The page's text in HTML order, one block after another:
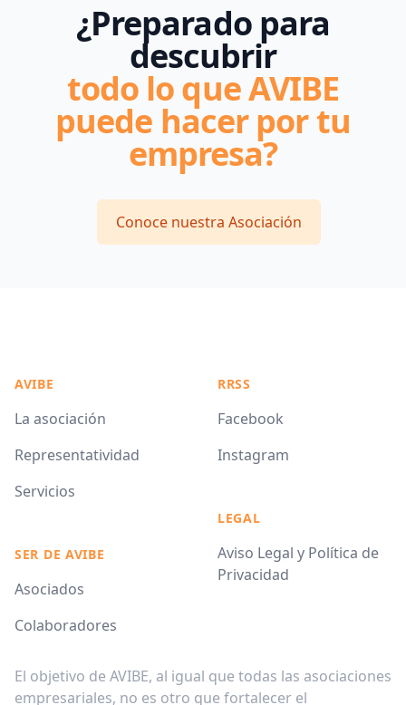
¿Preparado para
descubrir
todo lo que AVIBE
puede hacer por tu
empresa?
Conoce nuestra Asociación
AVIBE
La asociación
Representatividad
Servicios
SER DE AVIBE
Asociados
Colaboradores
RRSS
Facebook
Instagram
LEGAL
Aviso Legal y Política de
Privacidad
El objetivo de AVIBE, al igual que todas las asociaciones
empresariales, no es otro que fortalecer el